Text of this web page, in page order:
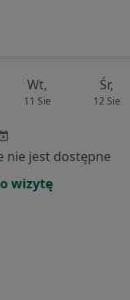
Wt,
11 Sie
Śr,
12 Sie
nie jest dostępne
wizytę